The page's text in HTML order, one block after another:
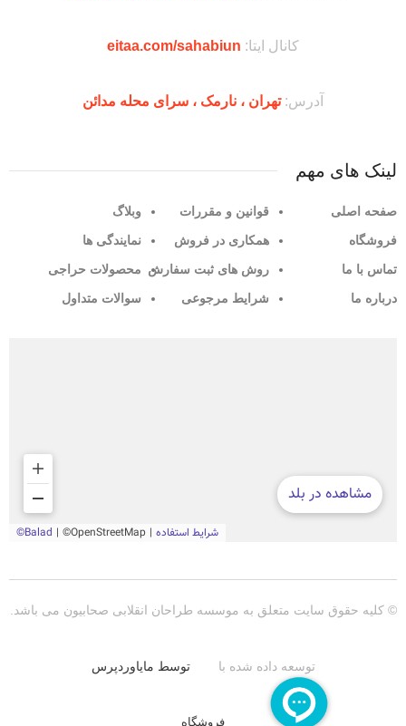
کانال ایتا: eitaa.com/sahabiun
آدرس:تهران ،‌ نارمک ، سرای محله مدائن
لینک های مهم
صفحه اصلی
فروشگاه
تماس با ما
درباره ما
قوانین و مقررات
همکاری در فروش
روش های ثبت سفارش
شرایط مرجوعی
وبلاگ
نمایندگی ها
محصولات حراجی
سوالات متداول
© کلیه حقوق سایت متعلق به موسسه طراحان انقلابی صحابیون می باشد.
توسعه داده شده با توسط مایاوردپرس
فروشگاه